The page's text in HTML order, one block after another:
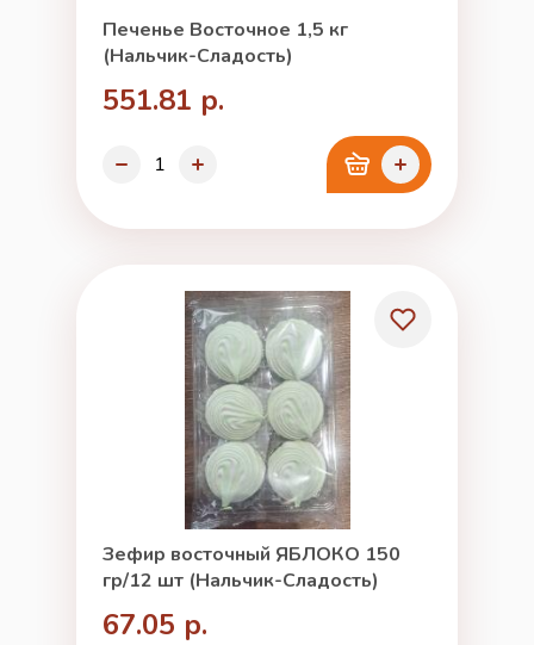
Печенье Восточное 1,5 кг
(Нальчик-Сладость)
551.81 р.
Зефир восточный ЯБЛОКО 150
гр/12 шт (Нальчик-Сладость)
67.05 р.